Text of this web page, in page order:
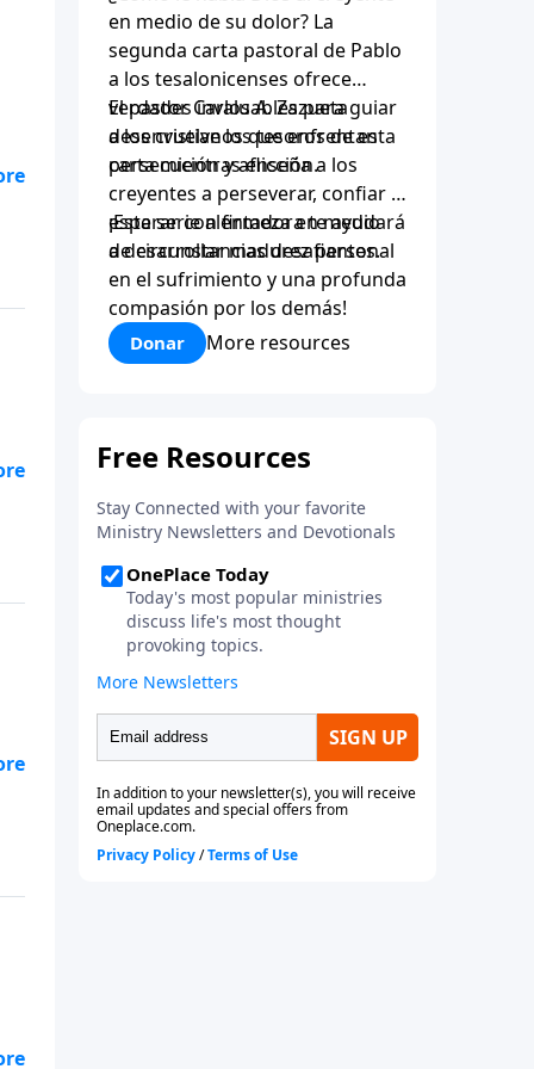
en medio de su dolor? La
segunda carta pastoral de Pablo
a los tesalonicenses ofrece
verdades invaluables para guiar
a los cristianos que enfrentan
persecución y aflicción.
El pastor Carlos A. Zazueta
desenvuelve los tesoros de esta
carta mientras enseña a los
creyentes a perseverar, confiar y
esperar con firmeza en medio
de circunstancias desafiantes.
¡Esta serie alentadora te ayudará
a desarrollar madurez personal
en el sufrimiento y una profunda
compasión por los demás!
Donar More resources